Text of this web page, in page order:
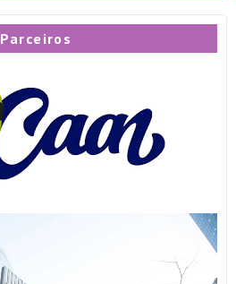
Parceiros